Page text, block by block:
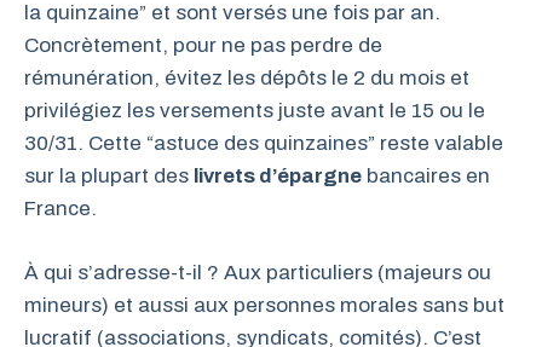
la quinzaine” et sont versés une fois par an.
Concrètement, pour ne pas perdre de
rémunération, évitez les dépôts le 2 du mois et
privilégiez les versements juste avant le 15 ou le
30/31. Cette “astuce des quinzaines” reste valable
sur la plupart des livrets d’épargne bancaires en
France.
À qui s’adresse-t-il ? Aux particuliers (majeurs ou
mineurs) et aussi aux personnes morales sans but
lucratif (associations, syndicats, comités). C’est